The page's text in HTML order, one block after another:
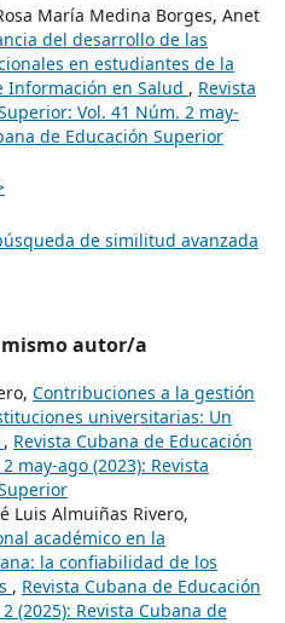
María Medina Borges, Anet
del desarrollo de las
en estudiantes de la
Información en Salud , Revista
Vol. 41 Núm. 2 may-
de Educación Superior
de similitud avanzada
autor/a
Contribuciones a la gestión
universitarias: Un
, Revista Cubana de Educación
may-ago (2023): Revista
Luis Almuiñas Rivero,
académico en la
la confiabilidad de los
, Revista Cubana de Educación
(2025): Revista Cubana de